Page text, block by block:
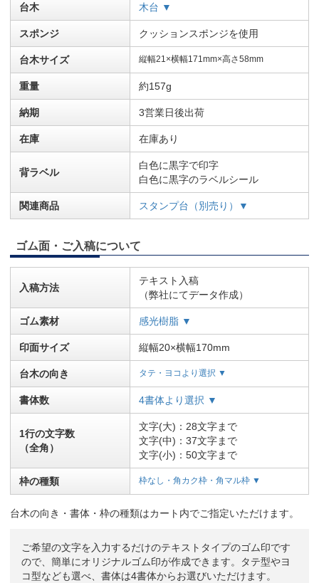
台木 木台 ▼
スポンジ クッションスポンジを使用
台木サイズ 縦幅21×横幅171mm×高さ58mm
重量 約157g
納期 3営業日後出荷
在庫 在庫あり
背ラベル
白色に黒字で印字
白色に黒字のラベルシール
関連商品 スタンプ台（別売り）▼
ゴム面・ご入稿について
入稿方法
テキスト入稿
（弊社にてデータ作成）
ゴム素材 感光樹脂 ▼
印面サイズ 縦幅20×横幅170mm
台木の向き タテ・ヨコより選択 ▼
書体数 4書体より選択 ▼
1行の文字数
（全角）
文字(大)：28文字まで
文字(中)：37文字まで
文字(小)：50文字まで
枠の種類 枠なし・角カク枠・角マル枠 ▼
台木の向き・書体・枠の種類はカート内でご指定いただけます。
ご希望の文字を入力するだけのテキストタイプのゴム印です
ので、簡単にオリジナルゴム印が作成できます。タテ型やヨ
コ型なども選べ、書体は4書体からお選びいただけます。